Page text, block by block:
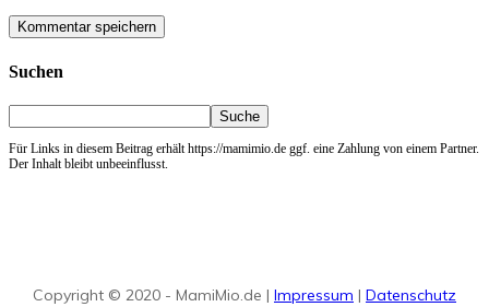
Suchen
Für Links in diesem Beitrag erhält https://mamimio.de ggf. eine Zahlung von einem Partner.
Der Inhalt bleibt unbeeinflusst.
Copyright © 2020 - MamiMio.de | Impressum | Datenschutz